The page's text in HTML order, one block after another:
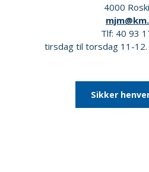
4000
Tlf: 40 93
tirsdag til torsdag 11-12.
Sikker